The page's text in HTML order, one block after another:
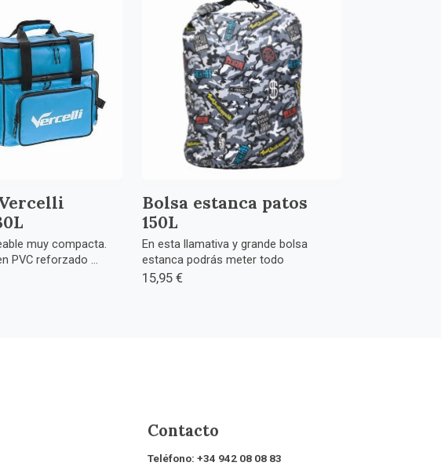
muy compacta.
PVC reforzado ...
Bolsa estanca patos
150L
En esta llamativa y grande bolsa
estanca podrás meter todo
15,95 €
Contacto
Teléfono: +34 942 08 08 83